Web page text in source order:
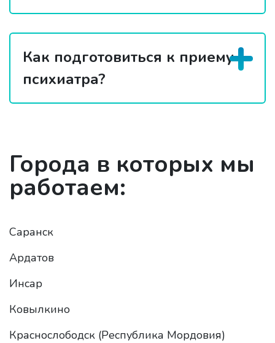
Как подготовиться к приему
психиатра?
Города в которых мы
работаем:
Саранск
Ардатов
Инсар
Ковылкино
Краснослободск (Республика Мордовия)